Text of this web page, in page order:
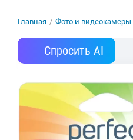
Главная / Фото и видеокамеры
Спросить AI